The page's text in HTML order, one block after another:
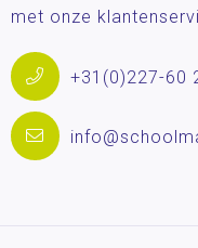
met onze
+31(0)227-60